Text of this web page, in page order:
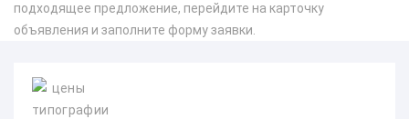
подходящее предложение, перейдите на карточку
объявления и заполните форму заявки.